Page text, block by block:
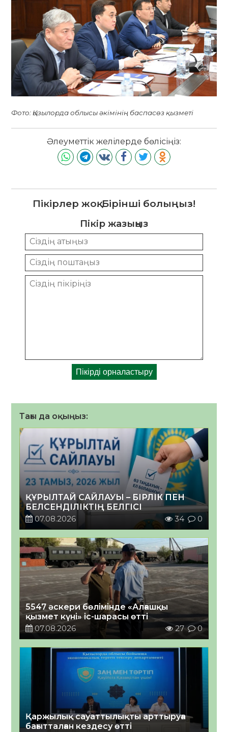
Фото: Қызылорда облысы әкімінің баспасөз қызметі
Әлеуметтік желілерде бөлісіңіз:
Пікірлер жоқ. Бірінші болыңыз!
Пікір жазыңыз
Тағы да оқыңыз:
ҚҰРЫЛТАЙ САЙЛАУЫ – БІРЛІК ПЕН
БЕЛСЕНДІЛІКТІҢ БЕЛГІСІ
07.08.2026
34 0
5547 әскери бөлімінде «Алғашқы
қызмет күні» іс-шарасы өтті
07.08.2026
27 0
Қаржылық сауаттылықты арттыруға
бағытталған кездесу өтті